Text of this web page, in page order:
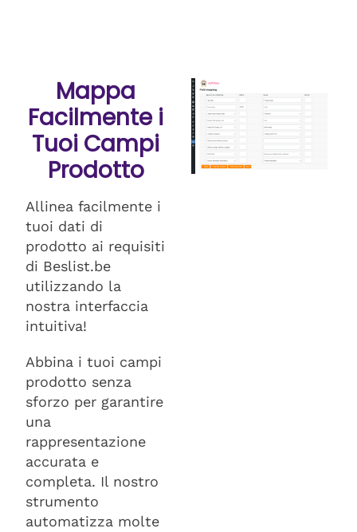
Mappa
Facilmente i
Tuoi Campi
Prodotto
Allinea facilmente i
tuoi dati di
prodotto ai requisiti
di Beslist.be
utilizzando la
nostra interfaccia
intuitiva!
Abbina i tuoi campi
prodotto senza
sforzo per garantire
una
rappresentazione
accurata e
completa. Il nostro
strumento
automatizza molte